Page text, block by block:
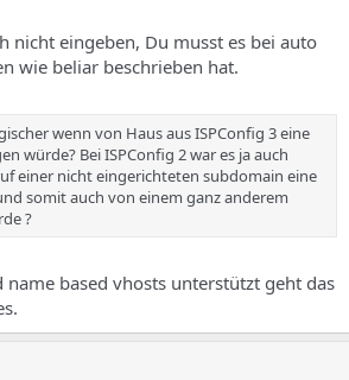
nicht eingeben, Du musst es bei auto
wie beliar beschrieben hat.
wenn von Haus aus ISPConfig 3 eine
würde? Bei ISPConfig 2 war es ja auch
einer nicht eingerichteten subdomain eine
somit auch von einem ganz anderem
?
based vhosts unterstützt geht das